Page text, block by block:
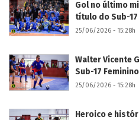
Gol no último
título do Sub-17
25/06/2026 - 15:28h
Walter Vicente
Sub-17
25/06/2026 - 15:28h
Heroico e